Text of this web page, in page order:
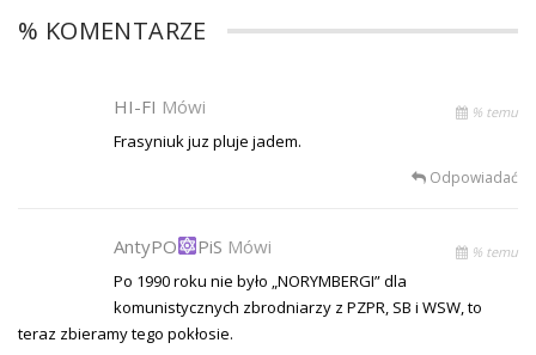
% KOMENTARZE
HI-FI Mówi % temu
Frasyniuk juz pluje jadem.
Odpowiadać
AntyPO PiS Mówi % temu
Po 1990 roku nie było „NORYMBERGI” dla
komunistycznych zbrodniarzy z PZPR, SB i WSW, to
teraz zbieramy tego pokłosie.